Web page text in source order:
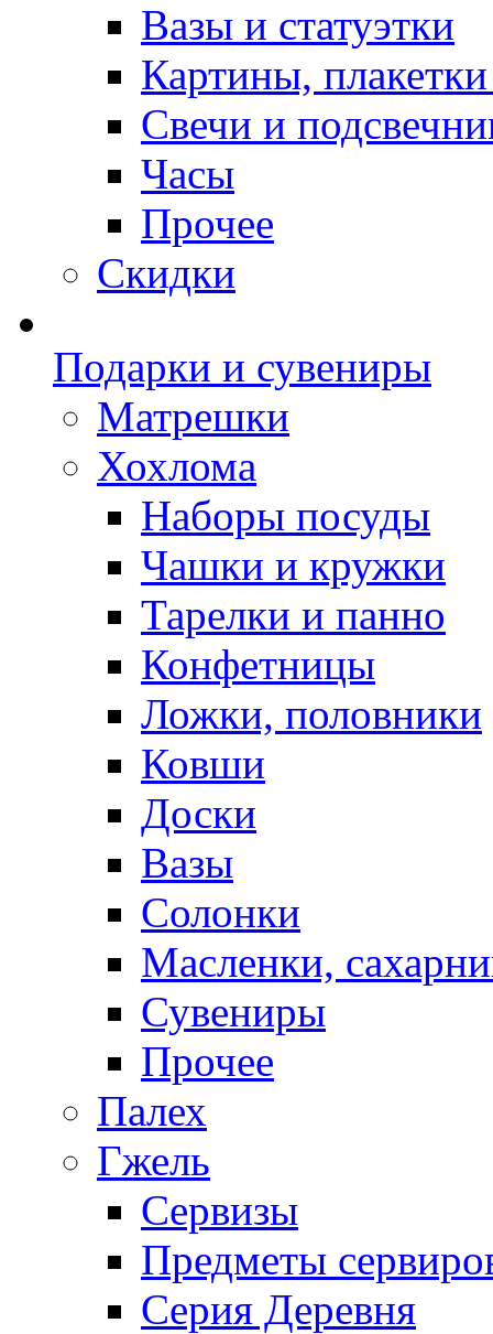
Вазы и статуэтки
Картины,
Свечи и
Часы
Прочее
Скидки
Подарки и сувениры
Матрешки
Хохлома
Наборы посуды
Чашки и кружки
Тарелки и панно
Конфетницы
Ложки, половники
Ковши
Доски
Вазы
Солонки
Масленки,
Сувениры
Прочее
Палех
Гжель
Сервизы
Предметы
Серия Деревня